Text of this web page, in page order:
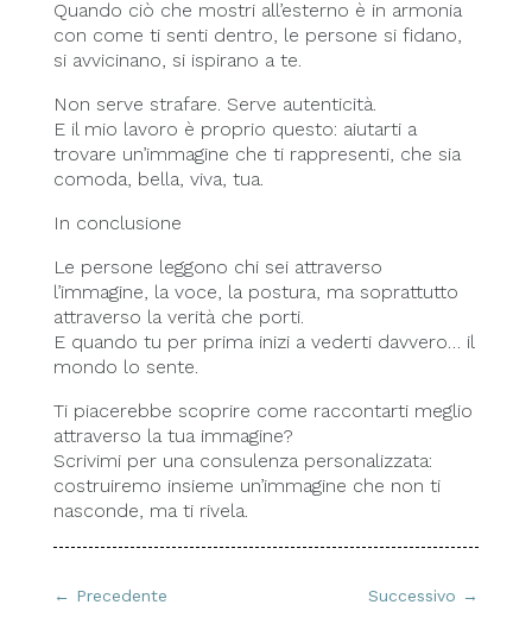
Quando ciò che mostri all’esterno è in armonia
con come ti senti dentro, le persone si fidano,
si avvicinano, si ispirano a te.
Non serve strafare. Serve autenticità.
E il mio lavoro è proprio questo: aiutarti a
trovare un’immagine che ti rappresenti, che sia
comoda, bella, viva, tua.
In conclusione
Le persone leggono chi sei attraverso
l’immagine, la voce, la postura, ma soprattutto
attraverso la verità che porti.
E quando tu per prima inizi a vederti davvero… il
mondo lo sente.
Ti piacerebbe scoprire come raccontarti meglio
attraverso la tua immagine?
Scrivimi per una consulenza personalizzata:
costruiremo insieme un’immagine che non ti
nasconde, ma ti rivela.
← Precedente Successivo →